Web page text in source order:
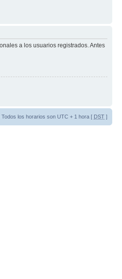
a los usuarios registrados. Antes
Todos los horarios son UTC + 1 hora [ DST ]